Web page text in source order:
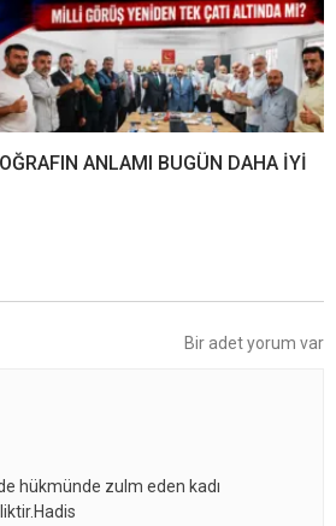
ANLAMI BUGÜN DAHA İYİ
Bir adet yorum var
hükmünde zulm eden kadı